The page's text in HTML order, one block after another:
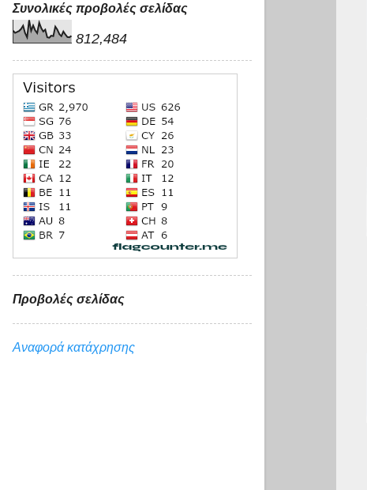
Συνολικές προβολές σελίδας
812,484
Προβολές σελίδας
Αναφορά κατάχρησης